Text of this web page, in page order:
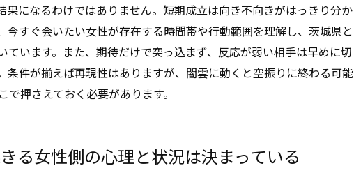
果になるわけではありません。短期成立は向き不向きがはっきり分か
今すぐ会いたい女性が存在する時間帯や行動範囲を理解し、茨城県と
ています。また、期待だけで突っ込まず、反応が弱い相手は早めに切
条件が揃えば再現性はありますが、闇雲に動くと空振りに終わる可能
押さえておく必要があります。
る女性側の心理と状況は決まっている